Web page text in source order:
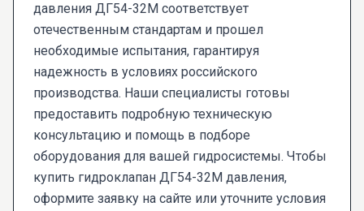
давления ДГ54-32М соответствует
отечественным стандартам и прошел
необходимые испытания, гарантируя
надежность в условиях российского
производства. Наши специалисты готовы
предоставить подробную техническую
консультацию и помощь в подборе
оборудования для вашей гидросистемы. Чтобы
купить гидроклапан ДГ54-32М давления,
оформите заявку на сайте или уточните условия